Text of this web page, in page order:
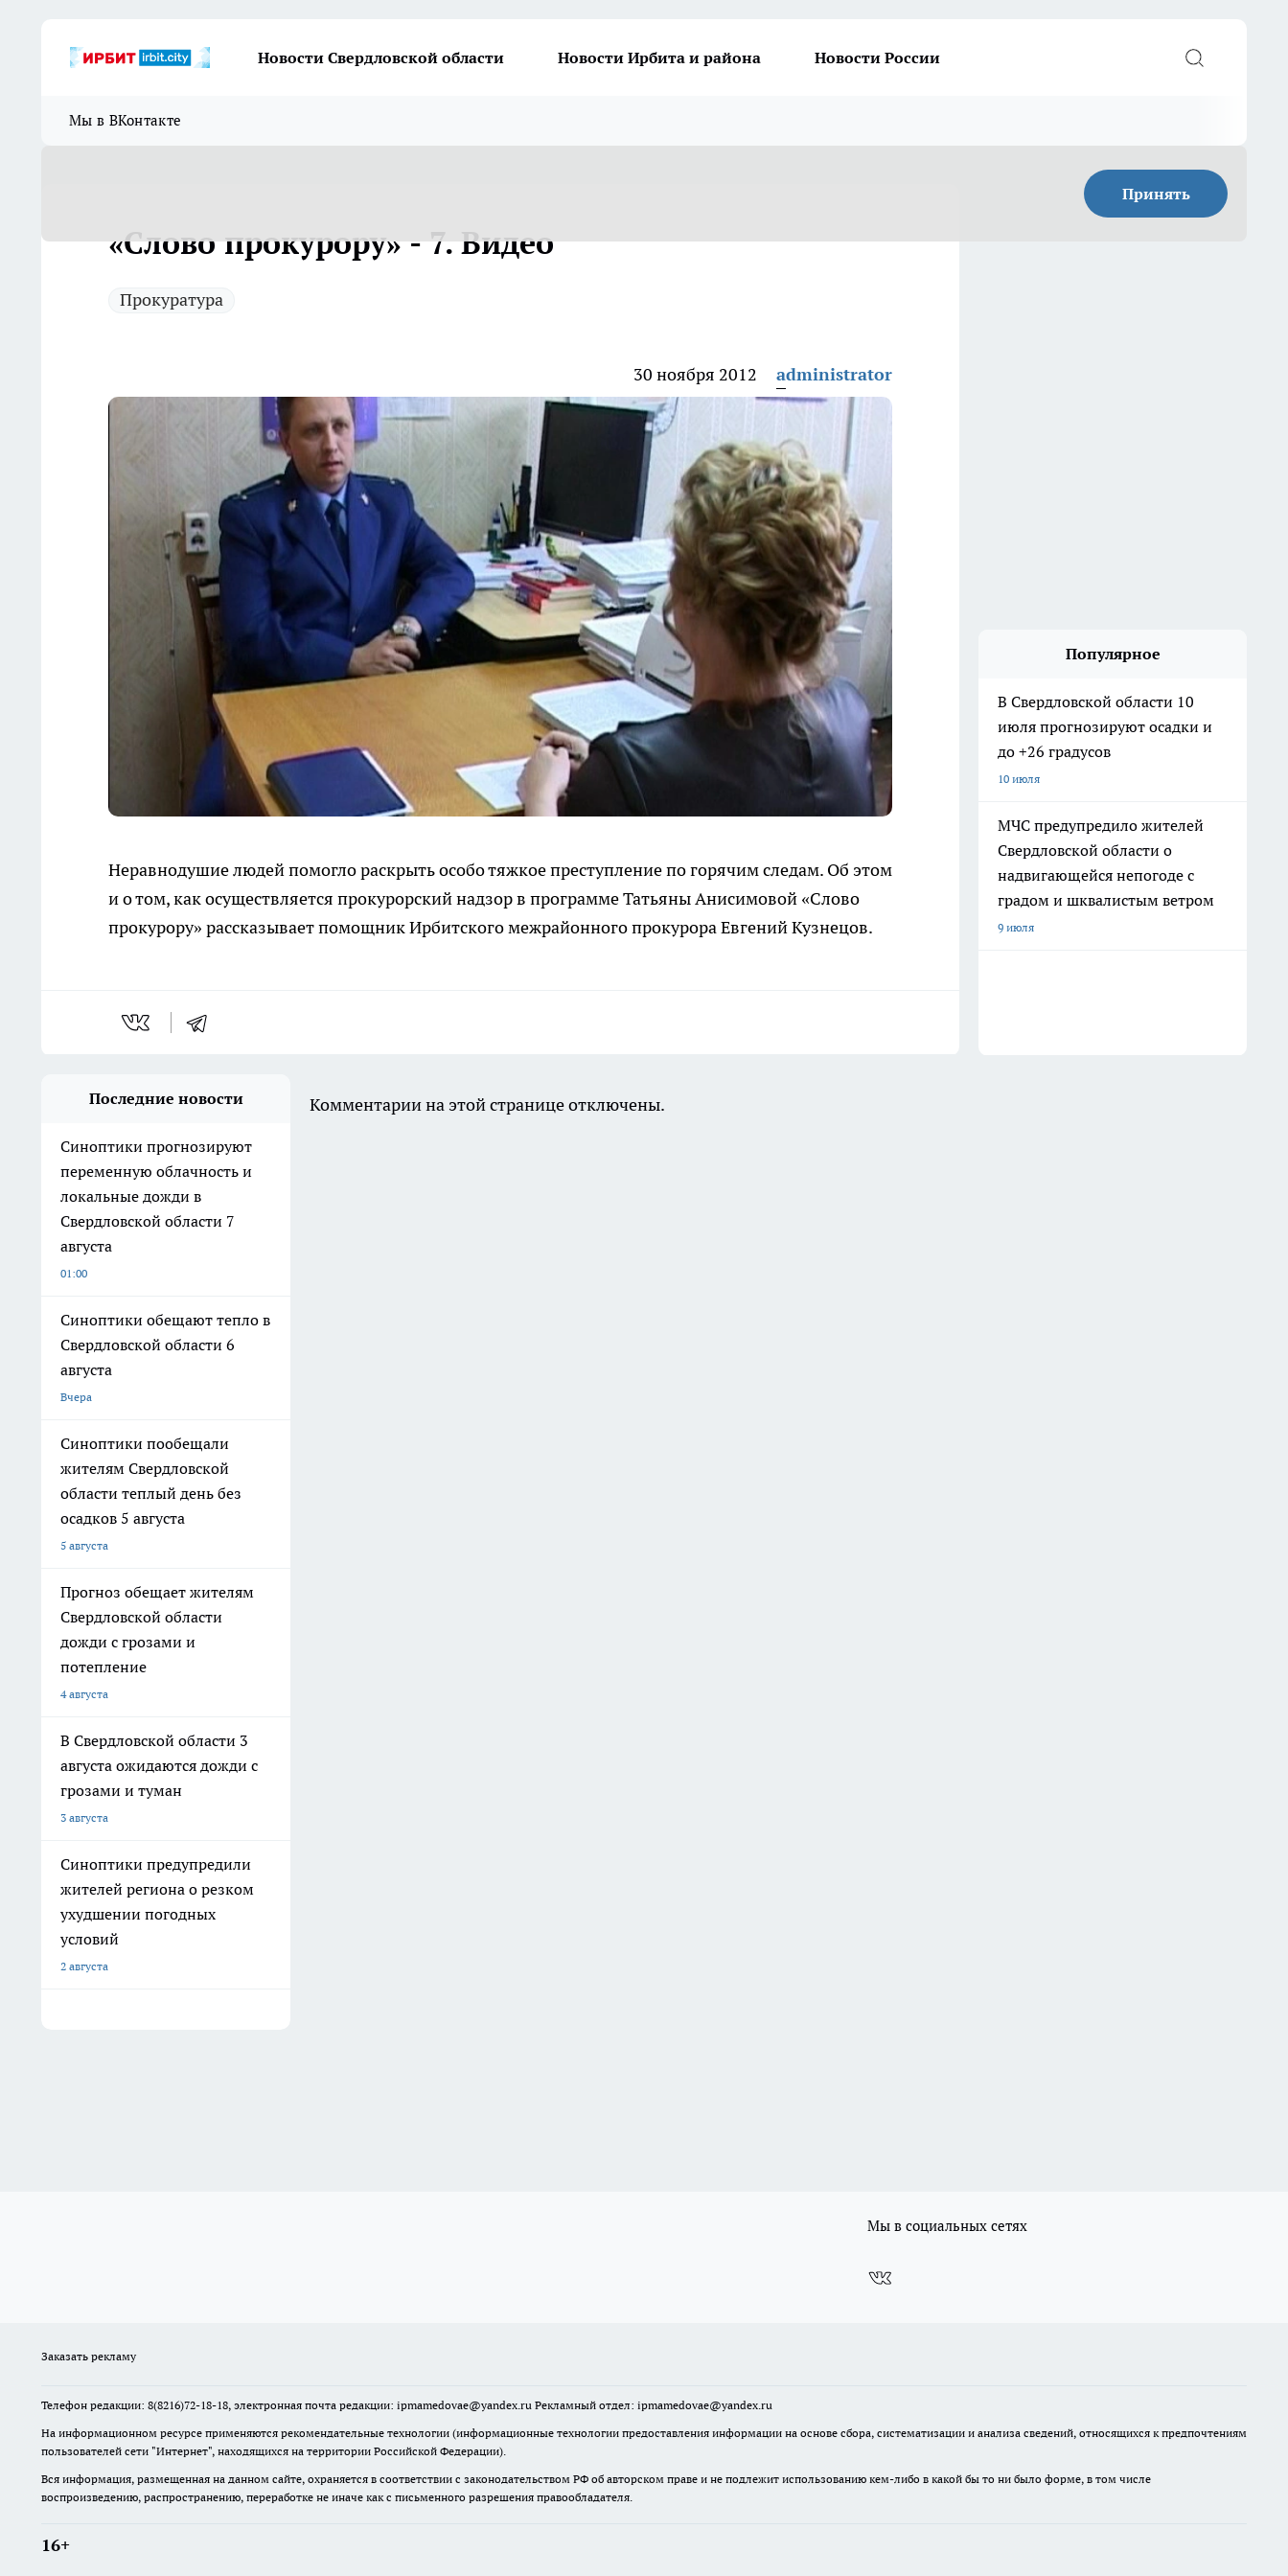
Новости Свердловской области Новости Ирбита и района Новости России
Мы в ВКонтакте
Принять
«Слово прокурору» - 7. Видео
Прокуратура
30 ноября 2012 administrator
Неравнодушие людей помогло раскрыть особо тяжкое преступление по горячим следам. Об этом
и о том, как осуществляется прокурорский надзор в программе Татьяны Анисимовой «Слово
прокурору» рассказывает помощник Ирбитского межрайонного прокурора Евгений Кузнецов.
Популярное
В Свердловской области 10
июля прогнозируют осадки и
до +26 градусов
10 июля
МЧС предупредило жителей
Свердловской области о
надвигающейся непогоде с
градом и шквалистым ветром
9 июля
Последние новости
Синоптики прогнозируют
переменную облачность и
локальные дожди в
Свердловской области 7
августа
01:00
Синоптики обещают тепло в
Свердловской области 6
августа
Вчера
Синоптики пообещали
жителям Свердловской
области теплый день без
осадков 5 августа
5 августа
Прогноз обещает жителям
Свердловской области
дожди с грозами и
потепление
4 августа
В Свердловской области 3
августа ожидаются дожди с
грозами и туман
3 августа
Синоптики предупредили
жителей региона о резком
ухудшении погодных
условий
2 августа
Комментарии на этой странице отключены.
Мы в социальных сетях
Заказать рекламу
Телефон редакции: 8(8216)72-18-18, электронная почта редакции: ipmamedovae@yandex.ru Рекламный отдел: ipmamedovae@yandex.ru
На информационном ресурсе применяются рекомендательные технологии (информационные технологии предоставления информации на основе сбора, систематизации и анализа сведений, относящихся к предпочтениям
пользователей сети "Интернет", находящихся на территории Российской Федерации).
Вся информация, размещенная на данном сайте, охраняется в соответствии с законодательством РФ об авторском праве и не подлежит использованию кем-либо в какой бы то ни было форме, в том числе
воспроизведению, распространению, переработке не иначе как с письменного разрешения правообладателя.
16+